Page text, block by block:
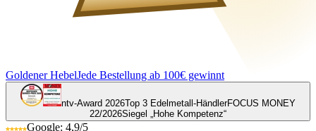
Goldener HebelJede Bestellung ab 100€ gewinnt
ntv-Award 2026Top 3 Edelmetall-HändlerFOCUS MONEY
22/2026Siegel „Hohe Kompetenz“
Google: 4,9/5